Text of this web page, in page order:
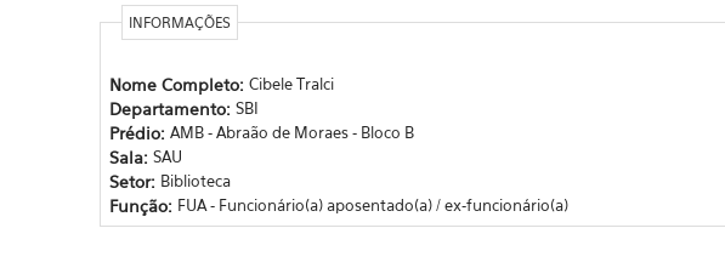
INFORMAÇÕES
Nome Completo: Cibele Tralci
Departamento: SBI
Prédio: AMB - Abraão de Moraes - Bloco B
Sala: SAU
Setor: Biblioteca
Função: FUA - Funcionário(a) aposentado(a) / ex-funcionário(a)